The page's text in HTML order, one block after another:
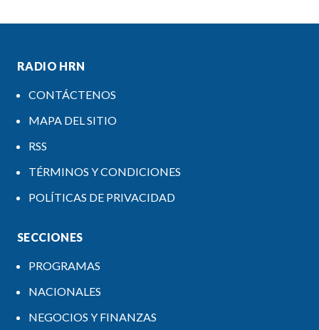
RADIO HRN
CONTÁCTENOS
MAPA DEL SITIO
RSS
TÉRMINOS Y CONDICIONES
POLÍTICAS DE PRIVACIDAD
SECCIONES
PROGRAMAS
NACIONALES
NEGOCIOS Y FINANZAS